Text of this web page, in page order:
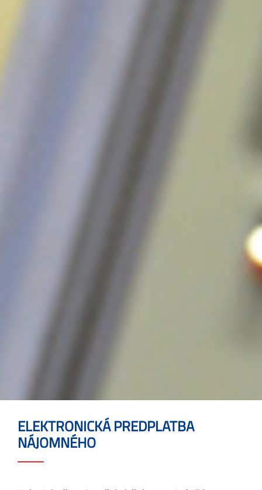
ELEKTRONICKÁ PREDPLATBA
NÁJOMNÉHO